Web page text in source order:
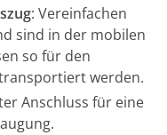
: Vereinfachen
sind in der mobilen
so für den
werden.
Anschluss für eine